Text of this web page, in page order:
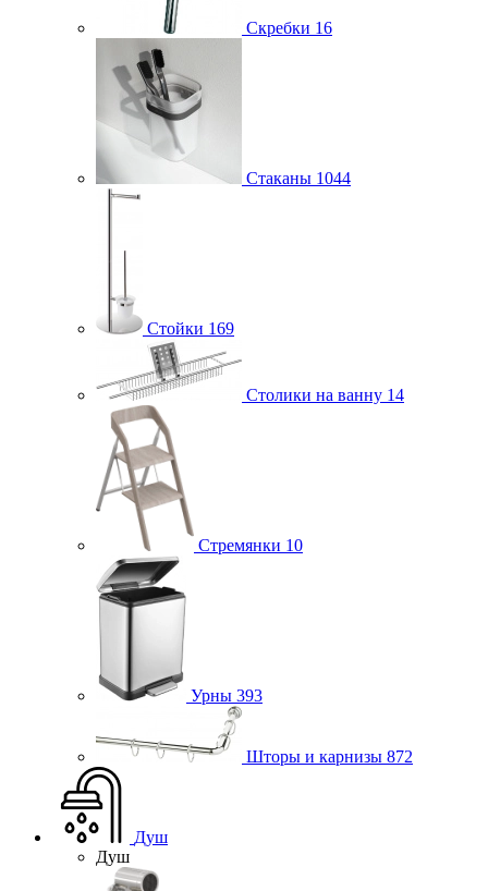
Скребки 16
Стаканы 1044
Стойки 169
Столики на ванну 14
Стремянки 10
Урны 393
Шторы и карнизы 872
Душ
Душ